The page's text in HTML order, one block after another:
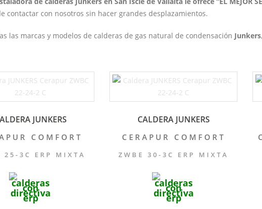
contactar con nosotros sin hacer grandes desplazamientos.
las marcas y modelos de calderas de gas natural de condensación Junkers
JUNKERS
COMFORT
25-3C ERP MIXTA
CALDERA JUNKERS
CERAPUR COMFORT
ZWBE 30-3C ERP MIXTA